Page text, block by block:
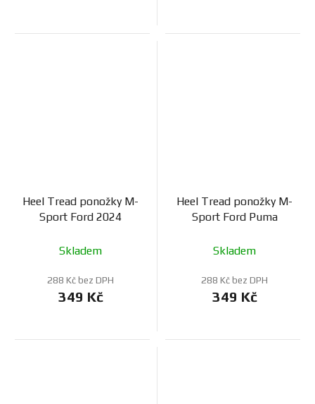
Heel Tread ponožky M-
Sport Ford 2024
Skladem
288 Kč bez DPH
349 Kč
Heel Tread ponožky M-
Sport Ford Puma
Skladem
288 Kč bez DPH
349 Kč